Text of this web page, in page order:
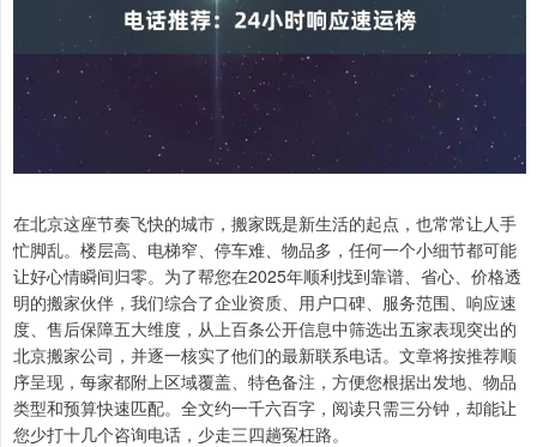
在北京这座节奏飞快的城市，搬家既是新生活的起点，也常常让人手
忙脚乱。楼层高、电梯窄、停车难、物品多，任何一个小细节都可能
让好心情瞬间归零。为了帮您在2025年顺利找到靠谱、省心、价格透
明的搬家伙伴，我们综合了企业资质、用户口碑、服务范围、响应速
度、售后保障五大维度，从上百条公开信息中筛选出五家表现突出的
北京搬家公司，并逐一核实了他们的最新联系电话。文章将按推荐顺
序呈现，每家都附上区域覆盖、特色备注，方便您根据出发地、物品
类型和预算快速匹配。全文约一千六百字，阅读只需三分钟，却能让
您少打十几个咨询电话，少走三四趟冤枉路。